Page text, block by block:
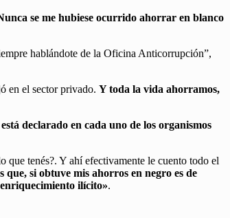
se me hubiese ocurrido ahorrar en blanco
hablándote de la Oficina Anticorrupción”,
en el sector privado. Y toda la vida ahorramos,
declarado en cada uno de los organismos
que tenés?. Y ahí efectivamente le cuento todo el
que, si obtuve mis ahorros en negro es de
ilícito».